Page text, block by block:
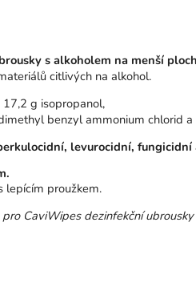
s alkoholem na menší
citlivých na alkohol.
g isopropanol,
benzyl ammonium chlorid a
levurocidní, fungicidní
lepícím proužkem.
CaviWipes dezinfekční